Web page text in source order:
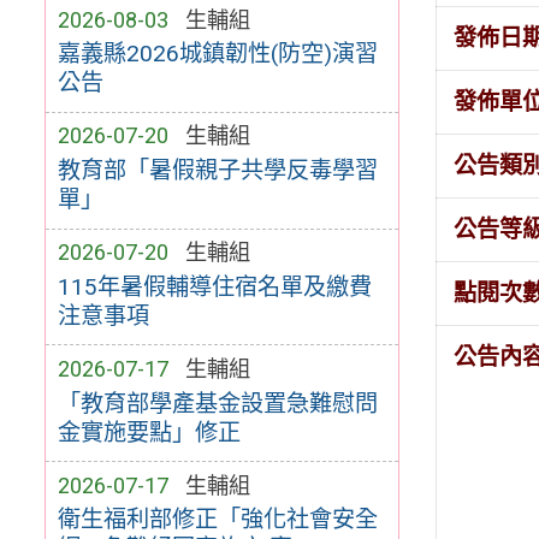
2026-08-03 生輔組
嘉義縣2026城鎮韌性(防空)演習
公告
2026-07-20 生輔組
教育部「暑假親子共學反毒學習
單」
2026-07-20 生輔組
115年暑假輔導住宿名單及繳費
注意事項
2026-07-17 生輔組
「教育部學產基金設置急難慰問
金實施要點」修正
2026-07-17 生輔組
衛生福利部修正「強化社會安全
發佈日
發佈單
公告類
公告等
點閱次
公告內